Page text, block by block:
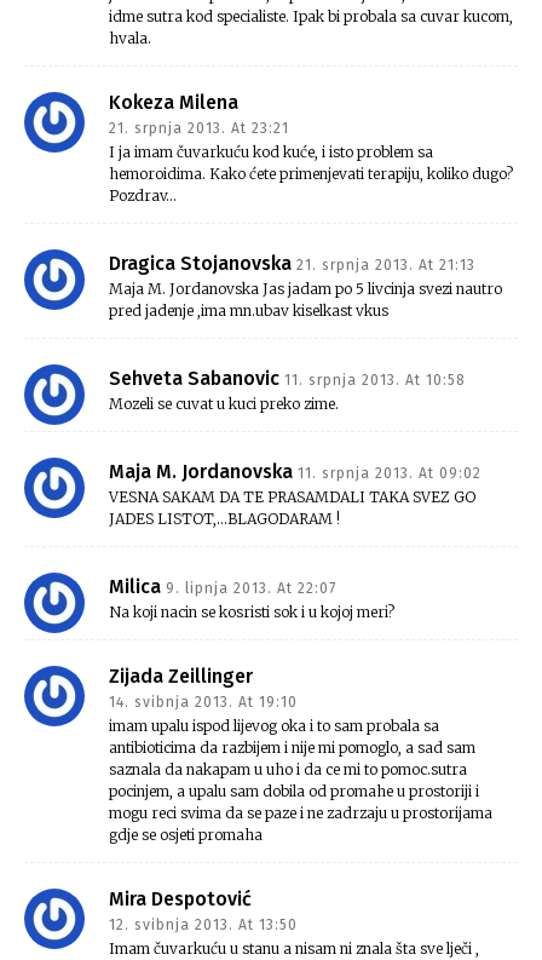
idme sutra kod specialiste. Ipak bi probala sa cuvar kucom,
hvala.
Kokeza Milena
21. srpnja 2013. At 23:21
I ja imam čuvarkuću kod kuće, i isto problem sa
hemoroidima. Kako ćete primenjevati terapiju, koliko dugo?
Pozdrav…
Dragica Stojanovska 21. srpnja 2013. At 21:13
Maja M. Jordanovska Jas jadam po 5 livcinja svezi nautro
pred jadenje ,ima mn.ubav kiselkast vkus
Sehveta Sabanovic 11. srpnja 2013. At 10:58
Mozeli se cuvat u kuci preko zime.
Maja M. Jordanovska 11. srpnja 2013. At 09:02
VESNA SAKAM DA TE PRASAMDALI TAKA SVEZ GO
JADES LISTOT,…BLAGODARAM !
Milica 9. lipnja 2013. At 22:07
Na koji nacin se kosristi sok i u kojoj meri?
Zijada Zeillinger
14. svibnja 2013. At 19:10
imam upalu ispod lijevog oka i to sam probala sa
antibioticima da razbijem i nije mi pomoglo, a sad sam
saznala da nakapam u uho i da ce mi to pomoc.sutra
pocinjem, a upalu sam dobila od promahe u prostoriji i
mogu reci svima da se paze i ne zadrzaju u prostorijama
gdje se osjeti promaha
Mira Despotović
12. svibnja 2013. At 13:50
Imam čuvarkuću u stanu a nisam ni znala šta sve lječi ,